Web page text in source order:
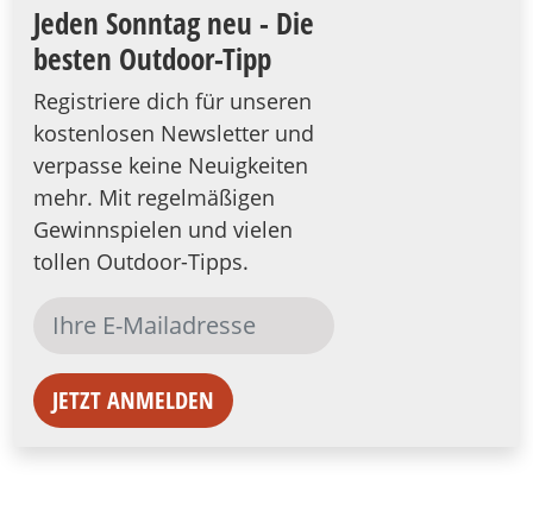
Jeden Sonntag neu - Die
besten Outdoor-Tipp
Registriere dich für unseren
kostenlosen Newsletter und
verpasse keine Neuigkeiten
mehr. Mit regelmäßigen
Gewinnspielen und vielen
tollen Outdoor-Tipps.
JETZT ANMELDEN